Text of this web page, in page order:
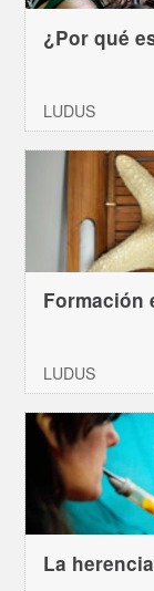
¿Por qué
LUDUS
Formación
LUDUS
La herencia